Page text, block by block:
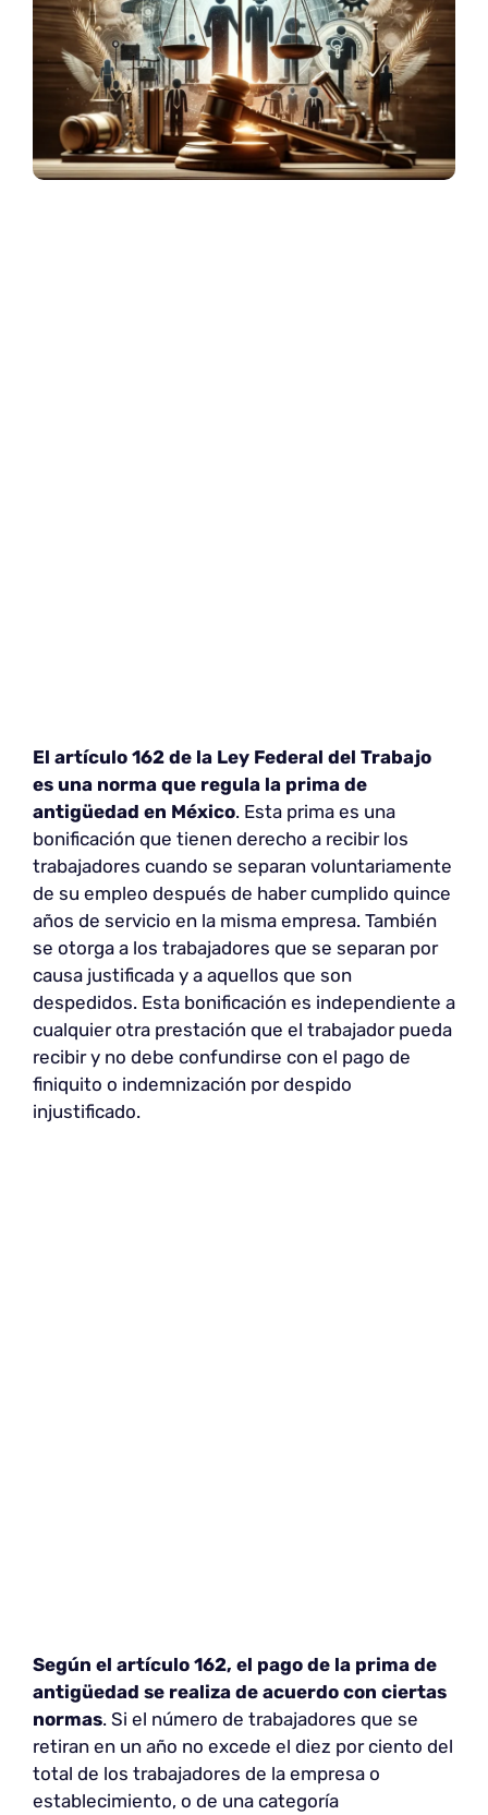
El artículo 162 de la Ley Federal del Trabajo
es una norma que regula la prima de
antigüedad en México. Esta prima es una
bonificación que tienen derecho a recibir los
trabajadores cuando se separan voluntariamente
de su empleo después de haber cumplido quince
años de servicio en la misma empresa. También
se otorga a los trabajadores que se separan por
causa justificada y a aquellos que son
despedidos. Esta bonificación es independiente a
cualquier otra prestación que el trabajador pueda
recibir y no debe confundirse con el pago de
finiquito o indemnización por despido
injustificado.
Según el artículo 162, el pago de la prima de
antigüedad se realiza de acuerdo con ciertas
normas. Si el número de trabajadores que se
retiran en un año no excede el diez por ciento del
total de los trabajadores de la empresa o
establecimiento, o de una categoría